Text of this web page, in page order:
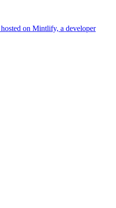
on Mintlify, a developer